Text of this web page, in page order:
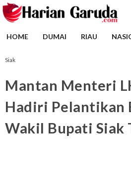
HOME DUMAI RIAU
Siak
Mantan Menteri
Hadiri Pelantikan
Wakil Bupati Siak